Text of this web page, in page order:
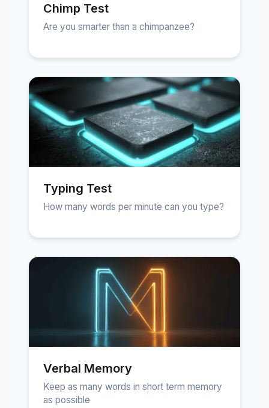
Chimp Test
Are you smarter than a chimpanzee?
Typing Test
How many words per minute can you type?
Verbal Memory
Keep as many words in short term memory
as possible